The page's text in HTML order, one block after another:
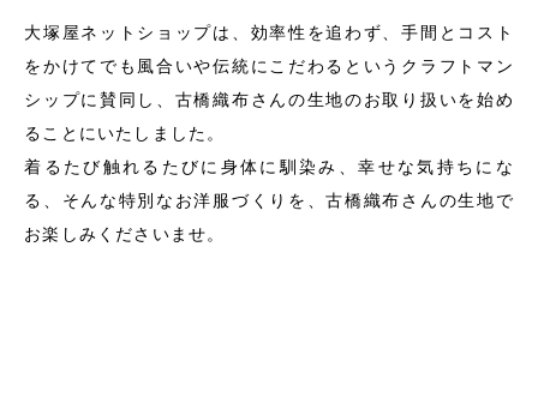
大塚屋ネットショップは、効率性を追わず、手間とコスト
をかけてでも風合いや伝統にこだわるというクラフトマン
シップに賛同し、古橋織布さんの生地のお取り扱いを始め
ることにいたしました。
着るたび触れるたびに身体に馴染み、幸せな気持ちにな
る、そんな特別なお洋服づくりを、古橋織布さんの生地で
お楽しみくださいませ。